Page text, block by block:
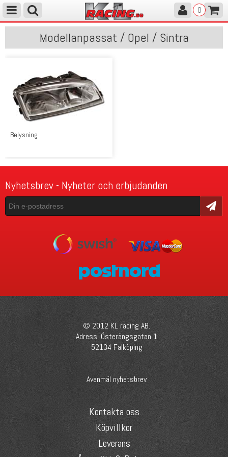
0
Modellanpassat / Opel / Sintra
Belysning
Nyhetsbrev - Nyheter och erbjudanden
Skicka
© 2012 KL racing AB.
Adress: Österängsgatan 1
52134 Falköping
Avanmäl nyhetsbrev
Kontakta oss
Köpvillkor
Leverans